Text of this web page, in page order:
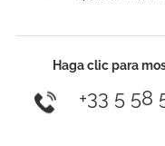
Haga clic para
+33 5 58